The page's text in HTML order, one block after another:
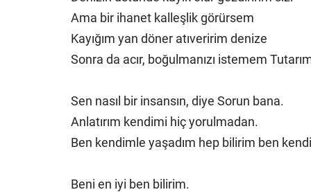
Ama bir ihanet kalleşlik görürsem
Kayığım yan döner atıveririm denize
Sonra da acır, boğulmanızı istemem
Sen nasıl bir insansın, diye Sorun bana.
Anlatırım kendimi hiç yorulmadan.
Ben kendimle yaşadım hep bilirim ben
Beni en iyi ben bilirim.